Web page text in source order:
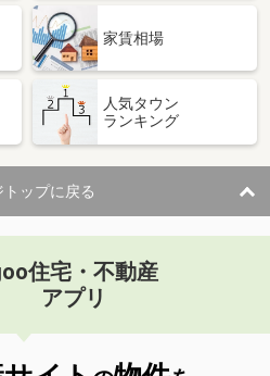
家賃相場
人気タウン
ランキング
トップに戻る
住宅・不動産
アプリ